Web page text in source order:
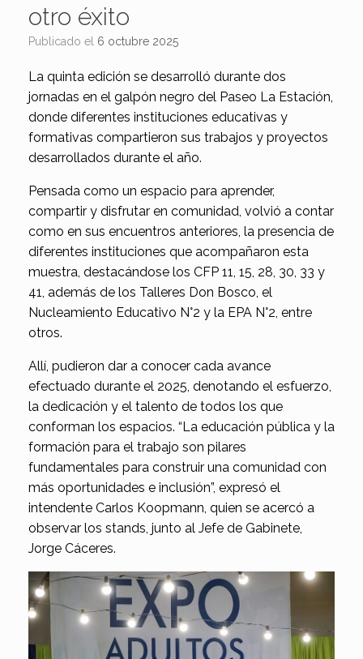
otro éxito
Publicado el 6 octubre 2025
La quinta edición se desarrolló durante dos
jornadas en el galpón negro del Paseo La Estación,
donde diferentes instituciones educativas y
formativas compartieron sus trabajos y proyectos
desarrollados durante el año.
Pensada como un espacio para aprender,
compartir y disfrutar en comunidad, volvió a contar
como en sus encuentros anteriores, la presencia de
diferentes instituciones que acompañaron esta
muestra, destacándose los CFP 11, 15, 28, 30, 33 y
41, además de los Talleres Don Bosco, el
Nucleamiento Educativo N°2 y la EPA N°2, entre
otros.
Allí, pudieron dar a conocer cada avance
efectuado durante el 2025, denotando el esfuerzo,
la dedicación y el talento de todos los que
conforman los espacios. “La educación pública y la
formación para el trabajo son pilares
fundamentales para construir una comunidad con
más oportunidades e inclusión”, expresó el
intendente Carlos Koopmann, quien se acercó a
observar los stands, junto al Jefe de Gabinete,
Jorge Cáceres.